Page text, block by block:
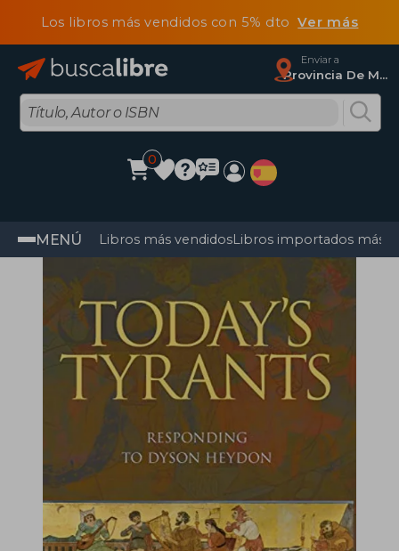
Los libros más vendidos con 5% dtoVer más
Enviar a
Provincia De Madrid
0
MENÚ Libros más vendidosLibros importados más